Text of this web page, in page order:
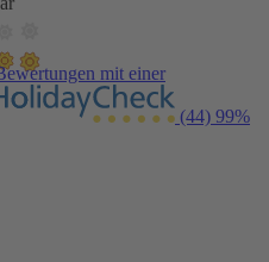
mit einer
(44) 99%